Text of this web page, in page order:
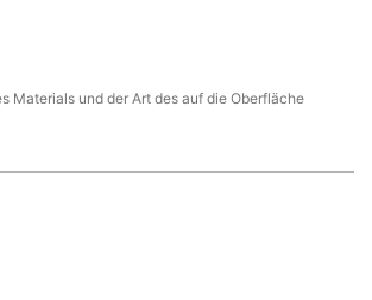
Materials und der Art des auf die Oberfläche